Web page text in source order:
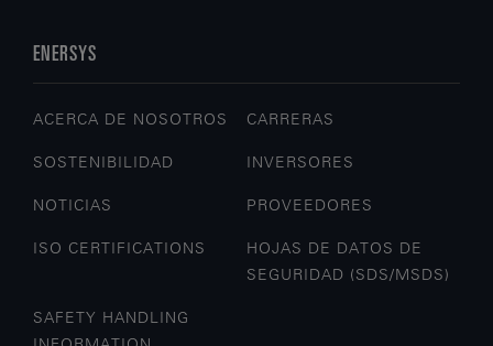
ENERSYS
ACERCA DE NOSOTROS CARRERAS
SOSTENIBILIDAD INVERSORES
NOTICIAS PROVEEDORES
ISO CERTIFICATIONS
HOJAS DE DATOS DE
SEGURIDAD (SDS/MSDS)
SAFETY HANDLING